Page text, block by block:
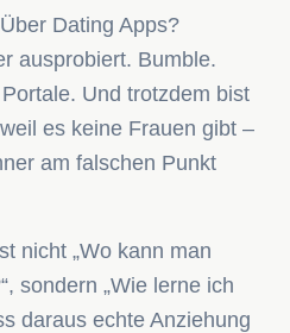
Dating Apps?
ausprobiert. Bumble.
Und trotzdem bist
es keine Frauen gibt –
am falschen Punkt
nicht „Wo kann man
sondern „Wie lerne ich
daraus echte Anziehung